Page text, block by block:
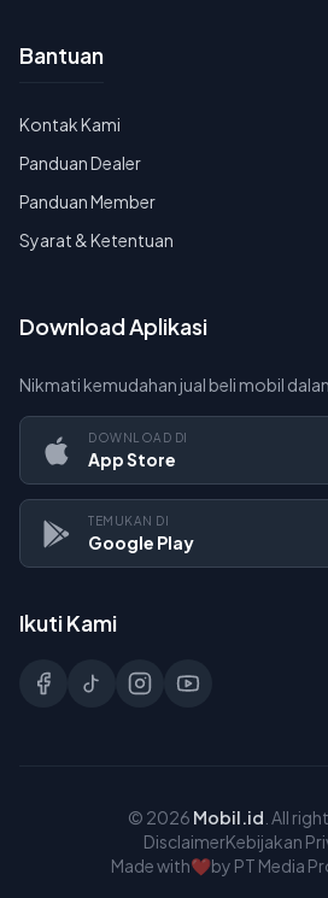
Bantuan
Kontak Kami
Panduan Dealer
Panduan Member
Syarat & Ketentuan
Download Aplikasi
Nikmati kemudahan jual beli mobil
DOWNLOAD DI
App Store
TEMUKAN DI
Google Play
Ikuti Kami
© 2026 Mobil.id . All
DisclaimerKebijakan
Made with❤️by PT Media